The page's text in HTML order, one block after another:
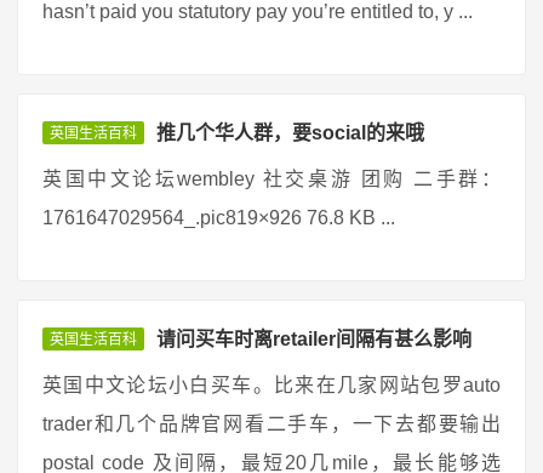
hasn’t paid you statutory pay you’re entitled to, y ...
英国生活百科 推几个华人群，要social的来哦
英国中文论坛wembley 社交桌游 团购 二手群：
1761647029564_.pic819×926 76.8 KB ...
英国生活百科 请问买车时离retailer间隔有甚么影响
英国中文论坛小白买车。比来在几家网站包罗auto
trader和几个品牌官网看二手车，一下去都要输出
postal code 及间隔，最短20几mile，最长能够选